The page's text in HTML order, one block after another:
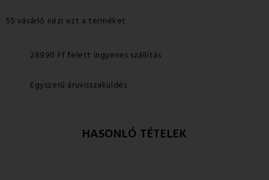
55 vásárló nézi ezt a terméket
28990 Ff felett ingyenes szállítás
Egyszerű áruvisszaküldés
HASONLÓ TÉTELEK